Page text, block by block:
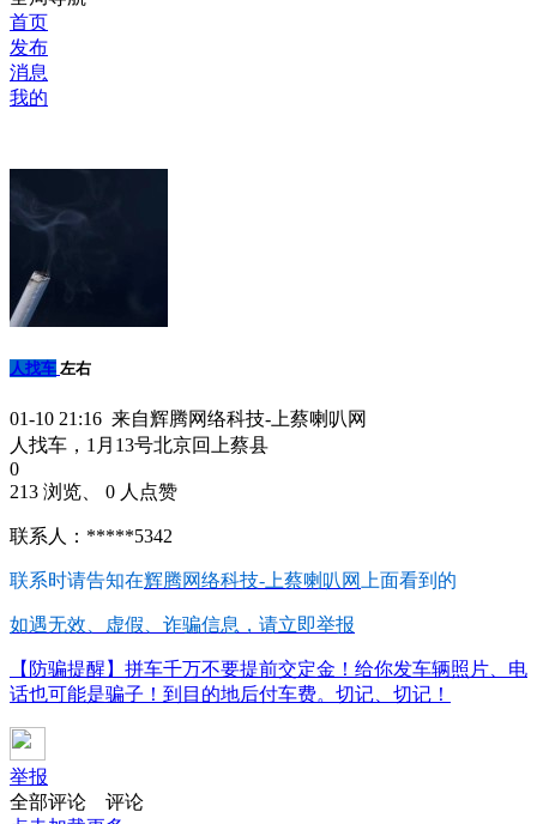
首页
发布
消息
我的
人找车 左右
01-10 21:16 来自辉腾网络科技-上蔡喇叭网
人找车，1月13号北京回上蔡县
0
213 浏览、 0 人点赞
联系人：*****5342
联系时请告知在辉腾网络科技-上蔡喇叭网 上面看到的
如遇无效、虚假、诈骗信息，请立即举报
【防骗提醒】拼车千万不要提前交定金！给你发车辆照片、电
话也可能是骗子！到目的地后付车费。切记、切记！
举报
全部评论
评论